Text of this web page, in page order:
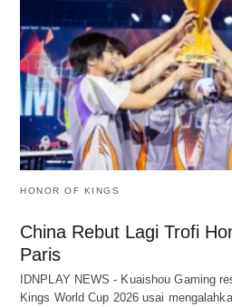
HONOR OF KINGS
China Rebut Lagi Trofi
Paris
IDNPLAY NEWS - Kuaishou Gaming
Kings World Cup 2026 usai